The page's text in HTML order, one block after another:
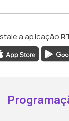
a aplicação